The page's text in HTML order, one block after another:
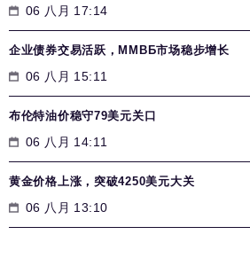
06 八月 17:14
企业债券交易活跃，MMВБ市场稳步增长
06 八月 15:11
布伦特油价稳守79美元关口
06 八月 14:11
黄金价格上涨，突破4250美元大关
06 八月 13:10